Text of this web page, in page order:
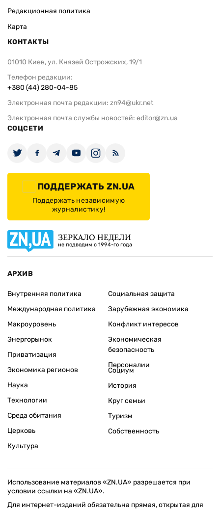
Редакционная политика
Карта
КОНТАКТЫ
01010 Киев, ул. Князей Острожских, 19/1
Телефон редакции:
+380 (44) 280-04-85
Электронная почта редакции: zn94@ukr.net
Электронная почта службы новостей: editor@zn.ua
СОЦСЕТИ
ПОДДЕРЖАТЬ ZN.UA
Поддержать независимую
журналистику!
ЗЕРКАЛО НЕДЕЛИ
не подводим с 1994-го года
АРХИВ
Внутренняя политика
Международная политика
Макроуровень
Энергорынок
Приватизация
Экономика регионов
Социальная защита
Зарубежная экономика
Конфликт интересов
Экономическая
безопасность
Персоналии
Наука
Технологии
Среда обитания
Церковь
Культура
Социум
История
Круг семьи
Туризм
Собственность
Использование материалов «ZN.UA» разрешается при
условии ссылки на «ZN.UA».
Для интернет-изданий обязательна прямая, открытая для